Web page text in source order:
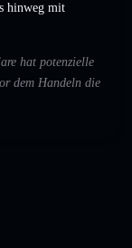
hinweg mit
hat potenzielle
dem Handeln die